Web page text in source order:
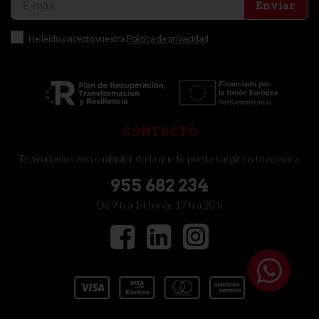
Enviar
He leído y acepto vuestra Política de privacidad
CONTACTO
Te ayudamos con cualquier duda que te pueda surgir en tu compra.
955 682 234
De 9 h a 14 h y de 17 h a 20 h